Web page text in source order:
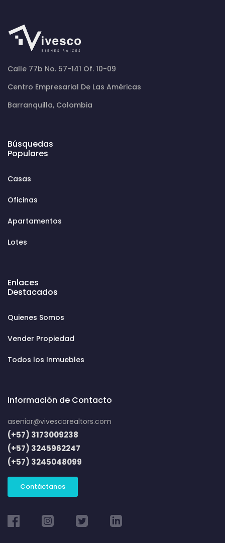
Calle 77b No. 57-141 Of. 10-09
Centro Empresarial De Las Américas
Barranquilla, Colombia
Búsquedas
Populares
Casas
Oficinas
Apartamentos
Lotes
Enlaces
Destacados
Quienes Somos
Vender Propiedad
Todos los Inmuebles
Información de Contacto
asenior@vivescorealtors.com
(+57) 3173009238
(+57) 3245962247
(+57) 3245048099
Contáctanos